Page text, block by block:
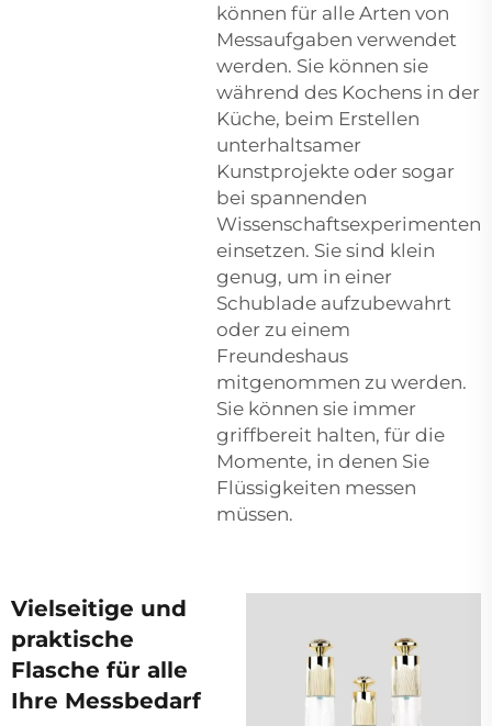
können für alle Arten von
Messaufgaben verwendet
werden. Sie können sie
während des Kochens in der
Küche, beim Erstellen
unterhaltsamer
Kunstprojekte oder sogar
bei spannenden
Wissenschaftsexperimenten
einsetzen. Sie sind klein
genug, um in einer
Schublade aufzubewahrt
oder zu einem
Freundeshaus
mitgenommen zu werden.
Sie können sie immer
griffbereit halten, für die
Momente, in denen Sie
Flüssigkeiten messen
müssen.
Vielseitige und
praktische
Flasche für alle
Ihre Messbedarf